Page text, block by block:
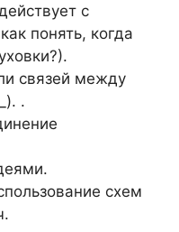
с
понять, когда
связей между
.
схем